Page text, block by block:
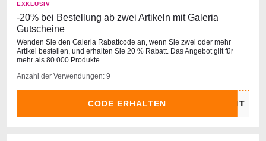
EXKLUSIV
-20% bei Bestellung ab zwei Artikeln mit Galeria
Gutscheine
Wenden Sie den Galeria Rabattcode an, wenn Sie zwei oder mehr
Artikel bestellen, und erhalten Sie 20 % Rabatt. Das Angebot gilt für
mehr als 80 000 Produkte.
Anzahl der Verwendungen: 9
CODE ERHALTEN